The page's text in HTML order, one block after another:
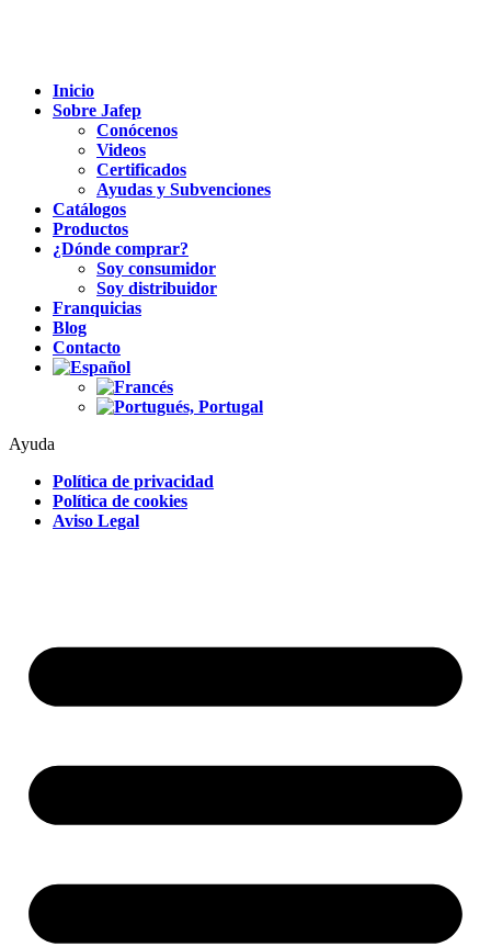
Inicio
Sobre Jafep
Conócenos
Videos
Certificados
Ayudas y Subvenciones
Catálogos
Productos
¿Dónde comprar?
Soy consumidor
Soy distribuidor
Franquicias
Blog
Contacto
Ayuda
Política de privacidad
Política de cookies
Aviso Legal